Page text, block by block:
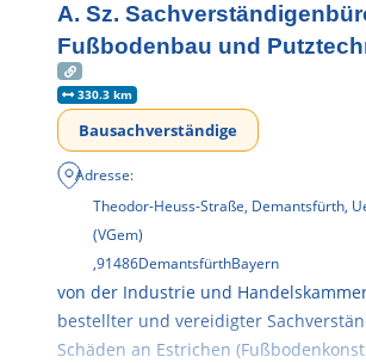
A. Sz.
Fußbodenbau und
330.3 km
Bausachverständige
Adresse:
Theodor-Heuss-Straße, Demantsfürth,
(VGem)
,91486DemantsfürthBayern
von der Industrie und
bestellter und vereidigter
Schäden an Estrichen